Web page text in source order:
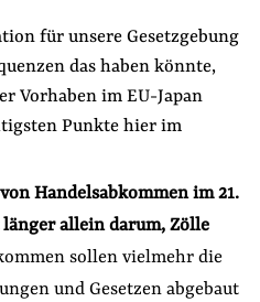
für unsere Gesetzgebung
das haben könnte,
Vorhaben im EU-Japan
Punkte hier im
Handelsabkommen im 21.
allein darum, Zölle
sollen vielmehr die
und Gesetzen abgebaut